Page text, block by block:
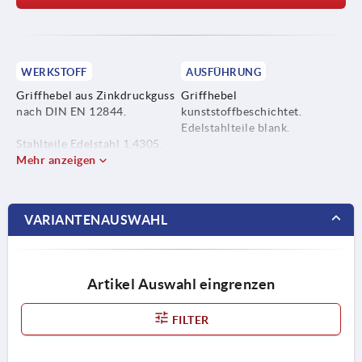
WERKSTOFF
Griffhebel aus Zinkdruckguss
nach DIN EN 12844.
Stahlteile Edelstahl 1.4305.
AUSFÜHRUNG
Griffhebel
kunststoffbeschichtet.
Edelstahlteile blank.
Mehr anzeigen
VARIANTENAUSWAHL
Artikel Auswahl eingrenzen
FILTER